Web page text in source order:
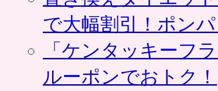
で大幅割引！ポン
「ケンタッキーフ
ルーポンでおトク！